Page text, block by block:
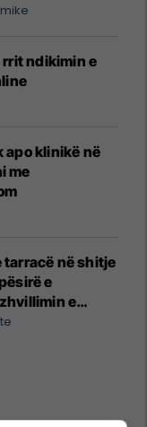
rrit ndikimin e
apo klinikë në
me
tarracë në shitje
e
e